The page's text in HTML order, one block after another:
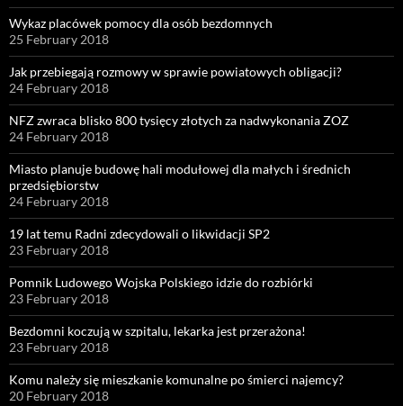
Wykaz placówek pomocy dla osób bezdomnych
25 February 2018
Jak przebiegają rozmowy w sprawie powiatowych obligacji?
24 February 2018
NFZ zwraca blisko 800 tysięcy złotych za nadwykonania ZOZ
24 February 2018
Miasto planuje budowę hali modułowej dla małych i średnich
przedsiębiorstw
24 February 2018
19 lat temu Radni zdecydowali o likwidacji SP2
23 February 2018
Pomnik Ludowego Wojska Polskiego idzie do rozbiórki
23 February 2018
Bezdomni koczują w szpitalu, lekarka jest przerażona!
23 February 2018
Komu należy się mieszkanie komunalne po śmierci najemcy?
20 February 2018